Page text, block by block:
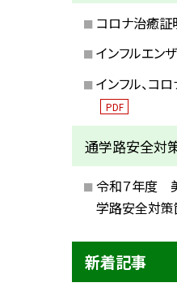
コロナ治癒証
インフルエン
インフル、コ
PDF
通学路安全対
令和７年度
学路安全対
新着記事